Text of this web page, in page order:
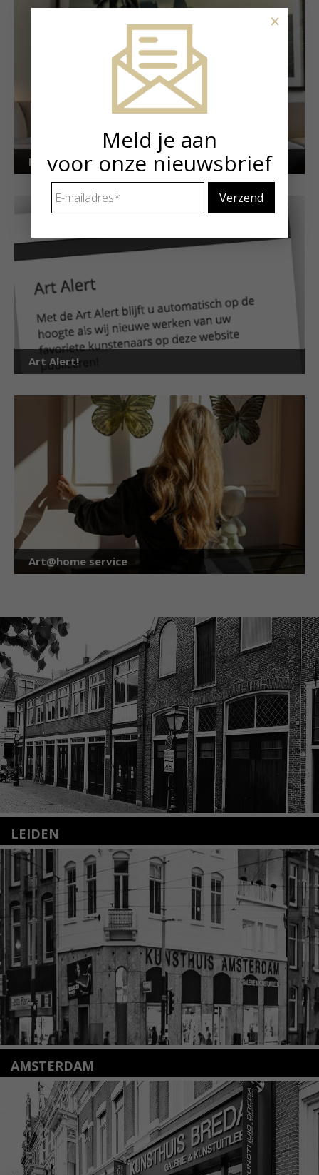
Kunstuitleen voor particulieren
Art Alert!
Art@home service
LEIDEN
Nieuwstraat 35
2312 KA Leiden
+31(0)71 – 52 84 480
info@kunsthuisleiden.nl
Lees meer
AMSTERDAM
Amstelveenseweg 135
1075 VX Amsterdam
+31 (0)20 2332546
info@kunsthuisamsterdam.nl
Lees meer
Meld je aan
voor onze nieuwsbrief
mailadres *
×